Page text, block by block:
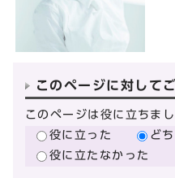
このページに対して
このページは役に立ちま
役に立った
ど
役に立たなかった